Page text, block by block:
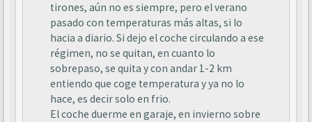
tirones, aún no es siempre, pero el verano
pasado con temperaturas más altas, si lo
hacia a diario. Si dejo el coche circulando a ese
régimen, no se quitan, en cuanto lo
sobrepaso, se quita y con andar 1-2 km
entiendo que coge temperatura y ya no lo
hace, es decir solo en frio.
El coche duerme en garaje, en invierno sobre